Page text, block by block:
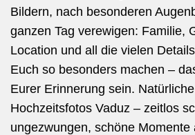
Bildern, nach besonderen
ganzen Tag verewigen: Familie,
Location und all die vielen
Euch so besonders machen –
Eurer Erinnerung sein. Natürliche
Hochzeitsfotos Vaduz – zeitlos
ungezwungen, schöne Momente